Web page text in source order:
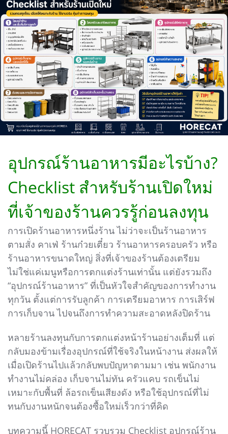
อุปกรณ์ร้านอาหารมีอะไรบ้าง?
Checklist สำหรับร้านเปิดใหม่
ที่เจ้าของร้านควรรู้ก่อนลงทุน
การเปิดร้านอาหารหนึ่งร้าน ไม่ว่าจะเป็นร้านอาหาร
ตามสั่ง คาเฟ่ ร้านก๋วยเตี๋ยว ร้านอาหารครอบครัว หรือ
ร้านอาหารขนาดใหญ่ สิ่งที่เจ้าของร้านต้องเตรียม
ไม่ใช่แค่เมนูหรือการตกแต่งร้านเท่านั้น แต่ยังรวมถึง
“อุปกรณ์ร้านอาหาร” ที่เป็นหัวใจสำคัญของการทำงาน
ทุกวัน ตั้งแต่การรับลูกค้า การเตรียมอาหาร การเสิร์ฟ
การเก็บจาน ไปจนถึงการทำความสะอาดหลังปิดร้าน
หลายร้านลงทุนกับการตกแต่งหน้าร้านอย่างเต็มที่ แต่
กลับมองข้ามเรื่องอุปกรณ์ที่ใช้จริงในหน้างาน ส่งผลให้
เมื่อเปิดร้านไปแล้วกลับพบปัญหาตามมา เช่น พนักงาน
ทำงานไม่คล่อง เก็บจานไม่ทัน ครัวแคบ รถเข็นไม่
เหมาะกับพื้นที่ ล้อรถเข็นเสียงดัง หรือใช้อุปกรณ์ที่ไม่
ทนกับงานหนักจนต้องซื้อใหม่เร็วกว่าที่คิด
บทความนี้ HORECAT รวบรวม Checklist อุปกรณ์ร้าน